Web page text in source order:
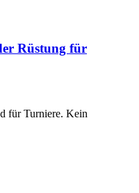
Rüstung für
für Turniere. Kein